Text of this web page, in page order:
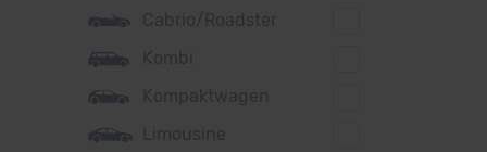
Cupra
DS
Dacia
Fiat
Cabrio/Roadster
Kombi
Kompaktwagen
Limousine